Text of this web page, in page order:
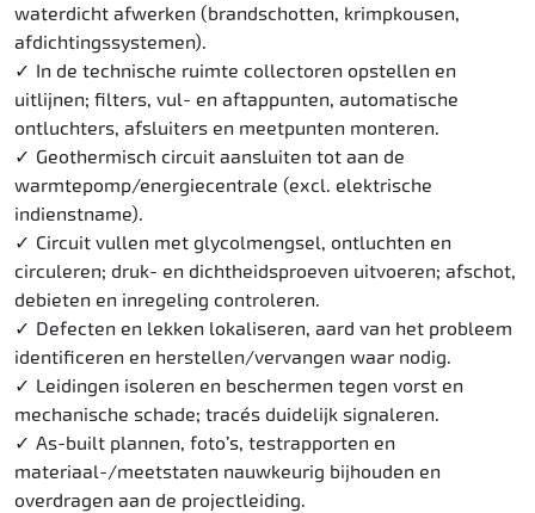
waterdicht afwerken (brandschotten, krimpkousen,
afdichtingssystemen).
In de technische ruimte collectoren opstellen en
uitlijnen; filters, vul- en aftappunten, automatische
ontluchters, afsluiters en meetpunten monteren.
Geothermisch circuit aansluiten tot aan de
warmtepomp/energiecentrale (excl. elektrische
indienstname).
Circuit vullen met glycolmengsel, ontluchten en
circuleren; druk- en dichtheidsproeven uitvoeren; afschot,
debieten en inregeling controleren.
Defecten en lekken lokaliseren, aard van het probleem
identificeren en herstellen/vervangen waar nodig.
Leidingen isoleren en beschermen tegen vorst en
mechanische schade; tracés duidelijk signaleren.
As-built plannen, foto’s, testrapporten en
materiaal-/meetstaten nauwkeurig bijhouden en
overdragen aan de projectleiding.